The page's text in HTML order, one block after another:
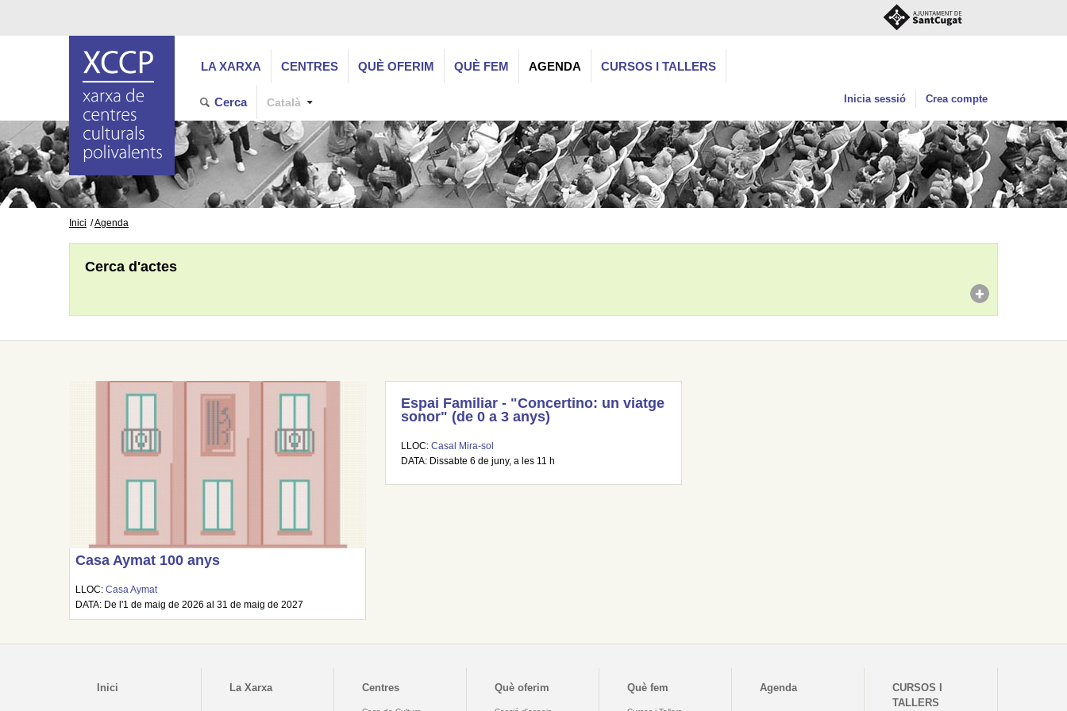
LA XARXA CENTRES QUÈ OFERIM QUÈ FEM AGENDA CURSOS I TALLERS
Cerca Català Inicia sessió Crea compte
Inici Agenda
Cerca d'actes
Casa Aymat 100 anys
LLOC:Casa Aymat
DATA: De l'1 de maig de 2026 al 31 de maig de 2027
Espai Familiar - "Concertino: un viatge
sonor" (de 0 a 3 anys)
LLOC: Casal Mira-sol
DATA: Dissabte 6 de juny, a les 11 h
Inici La Xarxa Centres Què oferim Què fem Agenda
CURSOS I
TALLERS